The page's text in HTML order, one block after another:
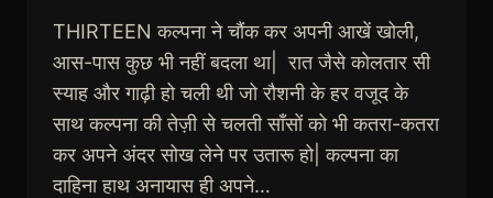
THIRTEEN कल्पना ने चौंक कर अपनी आखें खोली,
आस-पास कुछ भी नहीं बदला था| रात जैसे कोलतार सी
स्याह और गाढ़ी हो चली थी जो रौशनी के हर वजूद के
साथ कल्पना की तेज़ी से चलती साँसों को भी कतरा-कतरा
कर अपने अंदर सोख लेने पर उतारू हो| कल्पना का
दाहिना हाथ अनायास ही अपने…